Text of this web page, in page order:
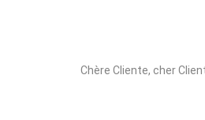
Chère Cliente, cher